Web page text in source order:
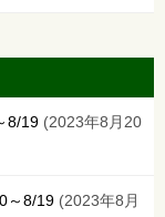
8/19
2023年8月20
～8/19
2023年8月